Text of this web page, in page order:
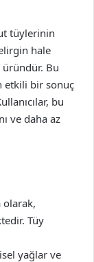
tüylerinin
hale
Bu
etkili bir sonuç
bu
ve daha az
olarak,
Tüy
yağlar ve